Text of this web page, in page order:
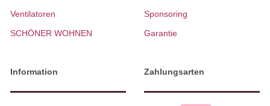
Ventilatoren
SCHÖNER WOHNEN
Sponsoring
Garantie
Information Zahlungsarten